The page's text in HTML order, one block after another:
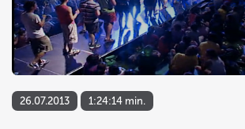
26.07.2013 1:24:14 min.